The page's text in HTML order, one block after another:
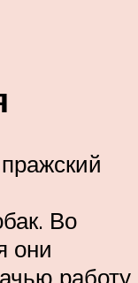
Во
они
работу